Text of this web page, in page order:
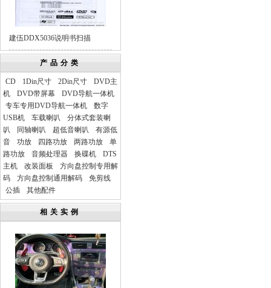
建伍DDX5036说明书扫描
产品分类
CD 1Din尺寸 2Din尺寸
DVD主
机
DVD带屏幕
DVD导航一体机
专车专用DVD导航一体机
数字
USB机
车载喇叭
分体式套装喇
叭
同轴喇叭 超低音喇叭
有源低
音
功放 四路功放 两路功放
单
路功放
音频处理器 换碟机
DTS
主机
改装面板
方向盘控制专用解
码
方向盘控制通用解码
免剪线
公插
其他配件
相关实例